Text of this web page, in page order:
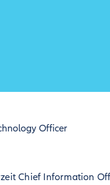
Officer
Chief Information